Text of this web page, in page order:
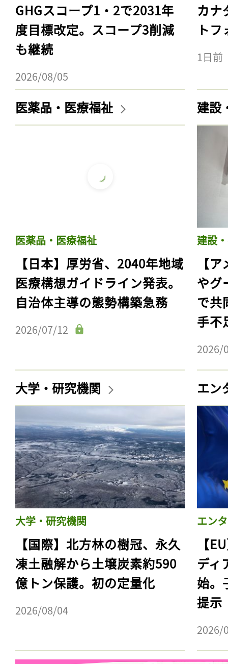
GHGスコープ1・2で2031年
度目標改定。スコープ3削減
も継続
2026/08/05
カナ
ト
1日前
医薬品・医療福祉
医薬品・医療福祉
【日本】厚労省、2040年地域
医療構想ガイドライン発表。
自治体主導の態勢構築急務
2026/07/12
建設
建設
【
やグ
で共
手不
2026/
大学・研究機関
大学・研究機関
【国際】北方林の樹冠、永久
凍土融解から土壌炭素約590
億トン保護。初の定量化
2026/08/04
エン
エン
【
ディ
始。
提示
2026/